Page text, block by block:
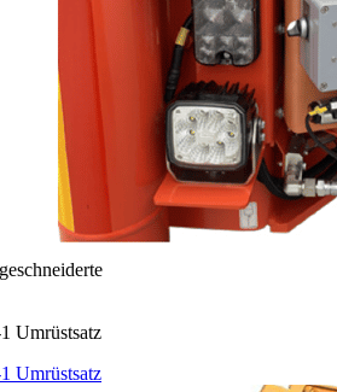
Umrüstsatz
Umrüstsatz